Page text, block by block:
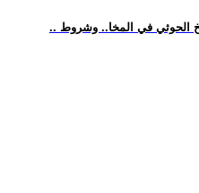
الحوثي في المخا.. وشروط